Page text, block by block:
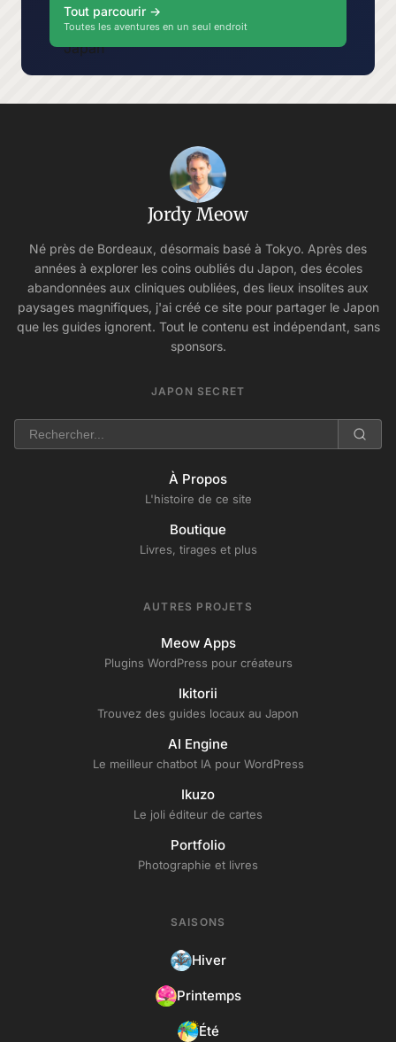
Tout parcourir →
Toutes les aventures en un seul endroit
Jordy Meow
Né près de Bordeaux, désormais basé à Tokyo. Après des
années à explorer les coins oubliés du Japon, des écoles
abandonnées aux cliniques oubliées, des lieux insolites aux
paysages magnifiques, j'ai créé ce site pour partager le Japon
que les guides ignorent. Tout le contenu est indépendant, sans
sponsors.
JAPON SECRET
À Propos
L'histoire de ce site
Boutique
Livres, tirages et plus
AUTRES PROJETS
Meow Apps
Plugins WordPress pour créateurs
Ikitorii
Trouvez des guides locaux au Japon
AI Engine
Le meilleur chatbot IA pour WordPress
Ikuzo
Le joli éditeur de cartes
Portfolio
Photographie et livres
SAISONS
Hiver
Printemps
Été